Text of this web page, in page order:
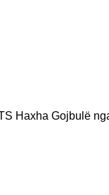
Haxha Gojbulë